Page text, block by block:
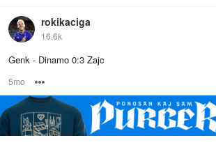
rokikaciga
16.6k
Genk - Dinamo 0:3 Zajc
5mo